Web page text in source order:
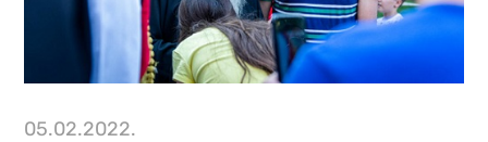
05.02.2022.